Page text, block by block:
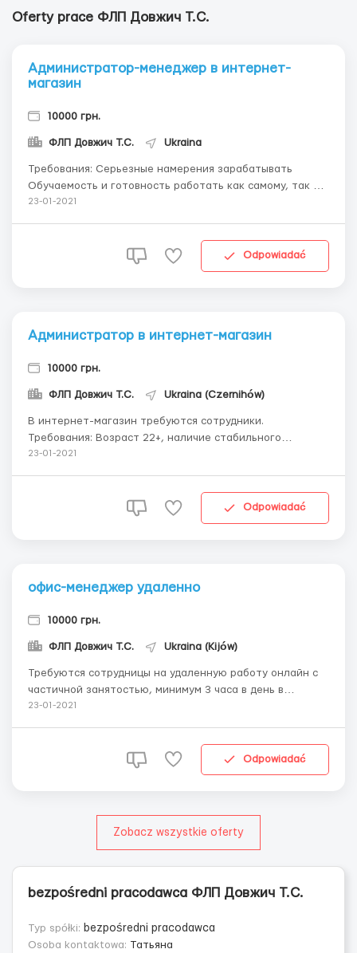
Oferty prace ФЛП Довжич Т.С.
Администратор-менеджер в интернет-
магазин
10000 грн.
ФЛП Довжич Т.С. Ukraina
Требования: Серьезные намерения зарабатывать
Обучаемость и готовность работать как самому, так и в
колективе Уверенный пользователь ПК, наличие
организоваться на удаленную работу в свободном
23-01-2021
Odpowiadać
Администратор в интернет-магазин
10000 грн.
ФЛП Довжич Т.С. Ukraina (Czernihów)
В интернет-магазин требуются сотрудники.
Требования: Возраст 22+, наличие стабильного
интернета, ПК или смартфон, 2-3 часов в день для
предоставление информационно-консультационных
23-01-2021
Odpowiadać
офис-менеджер удаленно
10000 грн.
ФЛП Довжич Т.С. Ukraina (Kijów)
Требуются сотрудницы на удаленную работу онлайн с
частичной занятостью, минимум 3 часа в день в
удобное время, есть пoлная зaнятoсть (на выбор).
информационного характера. Отчеты и консультации.
23-01-2021
Odpowiadać
Zobacz wszystkie oferty
bezpośredni pracodawca ФЛП Довжич Т.С.
Typ spółki: bezpośredni pracodawca
Osoba kontaktowa: Татьяна